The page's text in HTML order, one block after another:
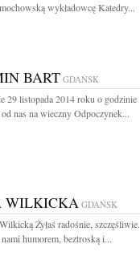
wykładowcę Katedry...
BART GDAŃSK
29 listopada 2014 roku o godzinie
od nas na wieczny Odpoczynek...
WILKICKA GDAŃSK
Żyłaś radośnie, szczęśliwie.
humorem, beztroską i...